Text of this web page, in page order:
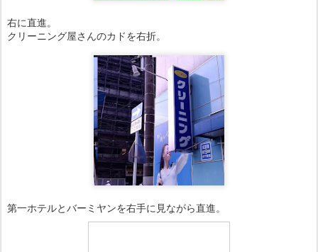
右に直進。
クリーニング屋さんのカドを右折。
第一ホテルとバーミヤンを右手に見ながら直進。